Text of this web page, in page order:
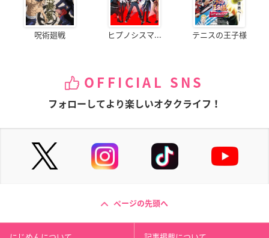
呪術廻戦 ヒプノシスマ... テニスの王子様
OFFICIAL SNS
フォローしてより楽しいオタクライフ！
ページの先頭へ